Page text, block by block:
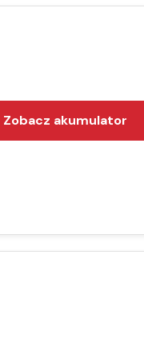
Zobacz akumulator